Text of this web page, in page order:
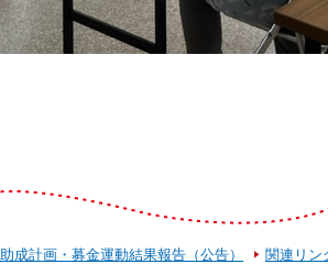
助成計画・募金運動結果報告（公告） 関連リン